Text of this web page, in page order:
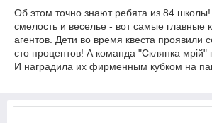
Об этом точно знают ребята из 84 школы!
смелость и веселье - вот самые главные
агентов. Дети во время квеста проявили
сто процентов! А команда "Склянка мрiй"
И наградила их фирменным кубком на